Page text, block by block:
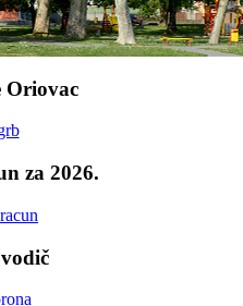
Oriovac
za 2026.